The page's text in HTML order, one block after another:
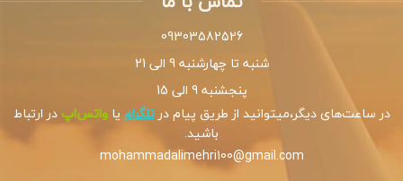
09303582526
شنبه تا چهارشنبه 9 الی 21
پنجشنبه 9 الی 15
در ساعت‌های دیگر،میتوانید از طریق پیام درتلگرام یاواتس‌اپدر ارتباط
باشید.
mohammadalimehri100@gmail.com